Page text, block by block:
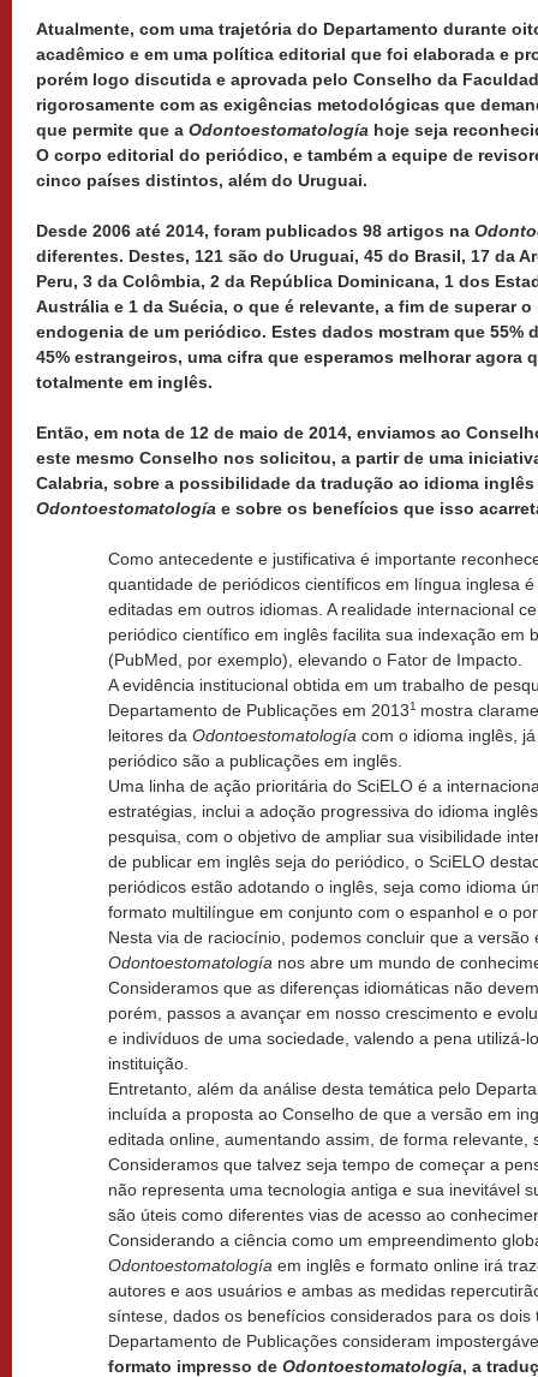
Atualmente, com uma trajetória do Departamento durante
acadêmico e em uma política editorial que foi elaborada e
porém logo discutida e aprovada pelo Conselho da
rigorosamente com as exigências metodológicas que
que permite que a Odontoestomatología hoje seja
O corpo editorial do periódico, e também a equipe de
cinco países distintos, além do Uruguai.
Desde 2006 até 2014, foram publicados 98 artigos na
diferentes. Destes, 121 são do Uruguai, 45 do Brasil, 17 da
Peru, 3 da Colômbia, 2 da República Dominicana, 1 dos
Austrália e 1 da Suécia, o que é relevante, a fim de superar
endogenia de um periódico. Estes dados mostram que 55%
45% estrangeiros, uma cifra que esperamos melhorar agora
totalmente em inglês.
Então, em nota de 12 de maio de 2014, enviamos ao
este mesmo Conselho nos solicitou, a partir de uma
Calabria, sobre a possibilidade da tradução ao idioma
Odontoestomatología e sobre os benefícios que isso
Como antecedente e justificativa é importante
quantidade de periódicos científicos em língua inglesa
editadas em outros idiomas. A realidade internacional
periódico científico em inglês facilita sua indexação em
(PubMed, por exemplo), elevando o Fator de Impacto.
A evidência institucional obtida em um trabalho de
Departamento de Publicações em 20131 mostra
leitores da Odontoestomatología com o idioma inglês,
periódico são a publicações em inglês.
Uma linha de ação prioritária do SciELO é a
estratégias, inclui a adoção progressiva do idioma
pesquisa, com o objetivo de ampliar sua visibilidade
de publicar em inglês seja do periódico, o SciELO
periódicos estão adotando o inglês, seja como idioma
formato multilíngue em conjunto com o espanhol e o
Nesta via de raciocínio, podemos concluir que a versão
Odontoestomatología nos abre um mundo de
Consideramos que as diferenças idiomáticas não
porém, passos a avançar em nosso crescimento e
e indivíduos de uma sociedade, valendo a pena utilizá-
instituição.
Entretanto, além da análise desta temática pelo
incluída a proposta ao Conselho de que a versão em
editada online, aumentando assim, de forma relevante,
Consideramos que talvez seja tempo de começar a
não representa uma tecnologia antiga e sua inevitável
são úteis como diferentes vias de acesso ao
Considerando a ciência como um empreendimento
Odontoestomatología em inglês e formato online irá
autores e aos usuários e ambas as medidas
síntese, dados os benefícios considerados para os
Departamento de Publicações consideram
formato impresso de Odontoestomatología, a